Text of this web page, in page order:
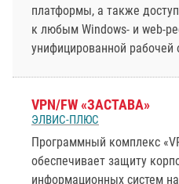
платформы, а также
к любым Windows- и web-
унифицированной рабочей
VPN/FW «ЗАСТАВА»
ЭЛВИС-ПЛЮС
Программный комплекс
обеспечивает защиту
информационных систем